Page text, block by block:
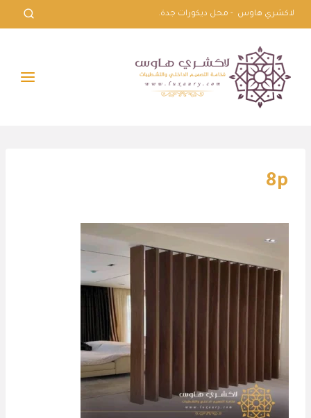
التجاوز
إلى
المحتوى
لاكشري هاوس - محل ديكورات جدة.
8p